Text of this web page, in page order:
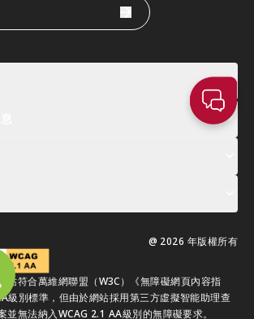
@ 2026 年版權所有
站符合萬維網聯盟（W3C）《無障礙網頁內容指
級別標準，但由於網站採用第三方虛擬智能助理查
並無法納入WCAG 2.1 AA級別的無障礙要求。